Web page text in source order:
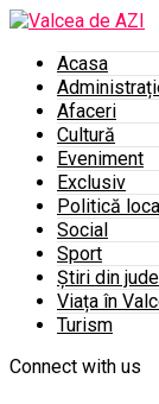
Acasa
Afaceri
Cultură
Eveniment
Exclusiv
Politică
Social
Sport
Știri din
Viața în
Turism
Connect with us